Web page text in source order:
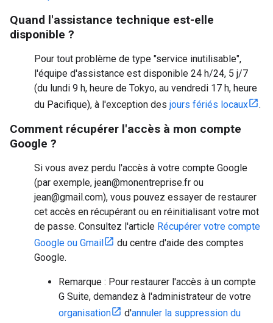
Quand l'assistance technique est-elle
disponible ?
Pour tout problème de type "service inutilisable",
l'équipe d'assistance est disponible 24 h/24, 5 j/7
(du lundi 9 h, heure de Tokyo, au vendredi 17 h, heure
du Pacifique), à l'exception des jours fériés locaux .
Comment récupérer l'accès à mon compte
Google ?
Si vous avez perdu l'accès à votre compte Google
(par exemple, jean@monentreprise.fr ou
jean@gmail.com), vous pouvez essayer de restaurer
cet accès en récupérant ou en réinitialisant votre mot
de passe. Consultez l'article Récupérer votre compte
Google ou Gmail
du centre d'aide des comptes
Google.
Remarque : Pour restaurer l'accès à un compte
G Suite, demandez à l'administrateur de votre
organisation
d'annuler la suppression du